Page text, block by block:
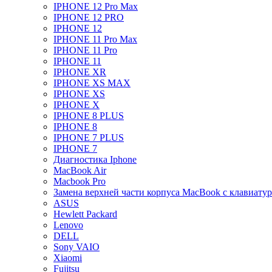
IPHONE 12 Pro Max
IPHONE 12 PRO
IPHONE 12
IPHONE 11 Pro Max
IPHONE 11 Pro
IPHONE 11
IPHONE XR
IPHONE XS MAX
IPHONE XS
IPHONE X
IPHONE 8 PLUS
IPHONE 8
IPHONE 7 PLUS
IPHONE 7
Диагностика Iphone
MacBook Air
Macbook Pro
Замена верхней части корпуса MacBook с
ASUS
Hewlett Packard
Lenovo
DELL
Sony VAIO
Xiaomi
Fujitsu